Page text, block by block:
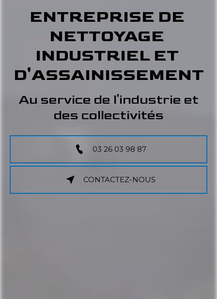
ENTREPRISE DE
NETTOYAGE
INDUSTRIEL ET
D'ASSAINISSEMENT
Au service de l'industrie et
des collectivités
03 26 03 98 87
CONTACTEZ-NOUS